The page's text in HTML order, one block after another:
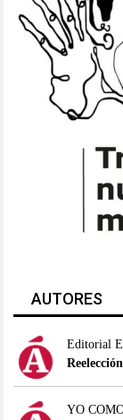
AUTORES
Editorial
YO